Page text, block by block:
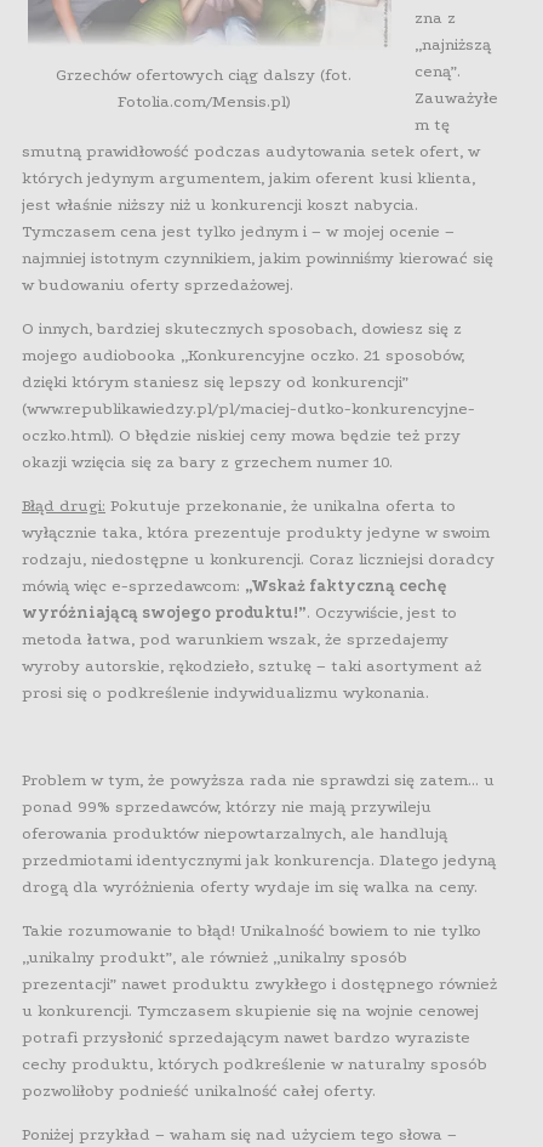
Grzechów ofertowych ciąg dalszy (fot.
Fotolia.com/Mensis.pl)
zna z
„najniższą
ceną”.
Zauważyłe
m tę
smutną prawidłowość podczas audytowania setek ofert, w
których jedynym argumentem, jakim oferent kusi klienta,
jest właśnie niższy niż u konkurencji koszt nabycia.
Tymczasem cena jest tylko jednym i – w mojej ocenie –
najmniej istotnym czynnikiem, jakim powinniśmy kierować się
w budowaniu oferty sprzedażowej.
O innych, bardziej skutecznych sposobach, dowiesz się z
mojego audiobooka „Konkurencyjne oczko. 21 sposobów,
dzięki którym staniesz się lepszy od konkurencji”
(www.republikawiedzy.pl/pl/maciej-dutko-konkurencyjne-
oczko.html). O błędzie niskiej ceny mowa będzie też przy
okazji wzięcia się za bary z grzechem numer 10.
Błąd drugi: Pokutuje przekonanie, że unikalna oferta to
wyłącznie taka, która prezentuje produkty jedyne w swoim
rodzaju, niedostępne u konkurencji. Coraz liczniejsi doradcy
mówią więc e-sprzedawcom: „Wskaż faktyczną cechę
wyróżniającą swojego produktu!”. Oczywiście, jest to
metoda łatwa, pod warunkiem wszak, że sprzedajemy
wyroby autorskie, rękodzieło, sztukę – taki asortyment aż
prosi się o podkreślenie indywidualizmu wykonania.
Problem w tym, że powyższa rada nie sprawdzi się zatem… u
ponad 99% sprzedawców, którzy nie mają przywileju
oferowania produktów niepowtarzalnych, ale handlują
przedmiotami identycznymi jak konkurencja. Dlatego jedyną
drogą dla wyróżnienia oferty wydaje im się walka na ceny.
Takie rozumowanie to błąd! Unikalność bowiem to nie tylko
„unikalny produkt”, ale również „unikalny sposób
prezentacji” nawet produktu zwykłego i dostępnego również
u konkurencji. Tymczasem skupienie się na wojnie cenowej
potrafi przysłonić sprzedającym nawet bardzo wyraziste
cechy produktu, których podkreślenie w naturalny sposób
pozwoliłoby podnieść unikalność całej oferty.
Poniżej przykład – waham się nad użyciem tego słowa –